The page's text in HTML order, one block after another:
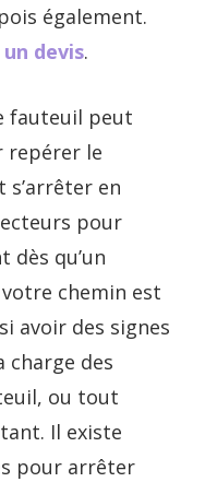
également.
un devis.
fauteuil peut
repérer le
en
pour
dès qu’un
chemin est
avoir des signes
charge des
ou tout
Il existe
pour arrêter